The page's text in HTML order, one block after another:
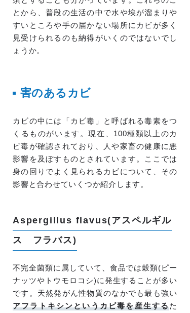
とから、普段の生活の中で水や埃が溜まりや
すいところや手の届かない場所にカビが多く
見受けられるのも納得がいくのではないでし
ょうか。
害のあるカビ
カビの中には「カビ毒」と呼ばれる毒素をつ
くるものがいます。現在、100種類以上のカ
ビ毒が確認されており、人や家畜の健康に悪
影響を及ぼすものとされています。ここでは
身の回りでよく見られるカビについて、その
影響と合わせていくつか紹介します。
Aspergillus flavus(アスペルギル
ス フラバス)
不完全菌類に属していて、食品では穀類(ピー
ナッツやトウモロコシ)に発生することが多い
です。天然発がん性物質のなかでも最も強い
アフラトキシンというカビ毒を産生するた